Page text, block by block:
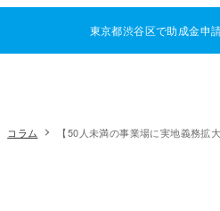
東京都渋谷区で助成金申
コラム 【50人未満の事業場に実地義務拡